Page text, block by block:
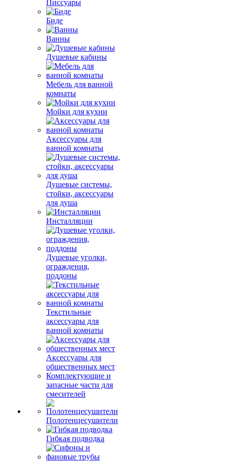
Писсуары
Биде
Ванны
Душевые кабины
Мебель для ванной
комнаты
Мойки для кухни
Аксессуары для
ванной комнаты
Душевые системы,
стойки, аксессуары
для душа
Инсталляции
Душевые уголки,
ограждения,
поддоны
Текстильные
аксессуары для
ванной комнаты
Аксессуары для
общественных мест
Комплектующие и
запасные части для
смесителей
Полотенцесушители
Гибкая подводка